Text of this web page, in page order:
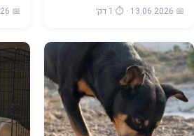
📅 13.06.2026 · ⏱️ 1 דק׳ 📅 11.06.2026 · ⏱️ 1 דק׳